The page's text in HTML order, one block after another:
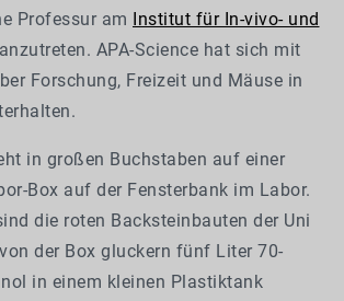
Professur am Institut für In-vivo- und
anzutreten. APA-Science hat sich mit
Forschung, Freizeit und Mäuse in
in großen Buchstaben auf einer
Box auf der Fensterbank im Labor.
die roten Backsteinbauten der Uni
der Box gluckern fünf Liter 70-
in einem kleinen Plastiktank